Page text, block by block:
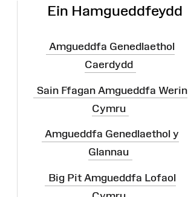
Ein Hamgueddfeydd
Amgueddfa Genedlaethol
Caerdydd
Sain Ffagan Amgueddfa Werin
Cymru
Amgueddfa Genedlaethol y
Glannau
Big Pit Amgueddfa Lofaol